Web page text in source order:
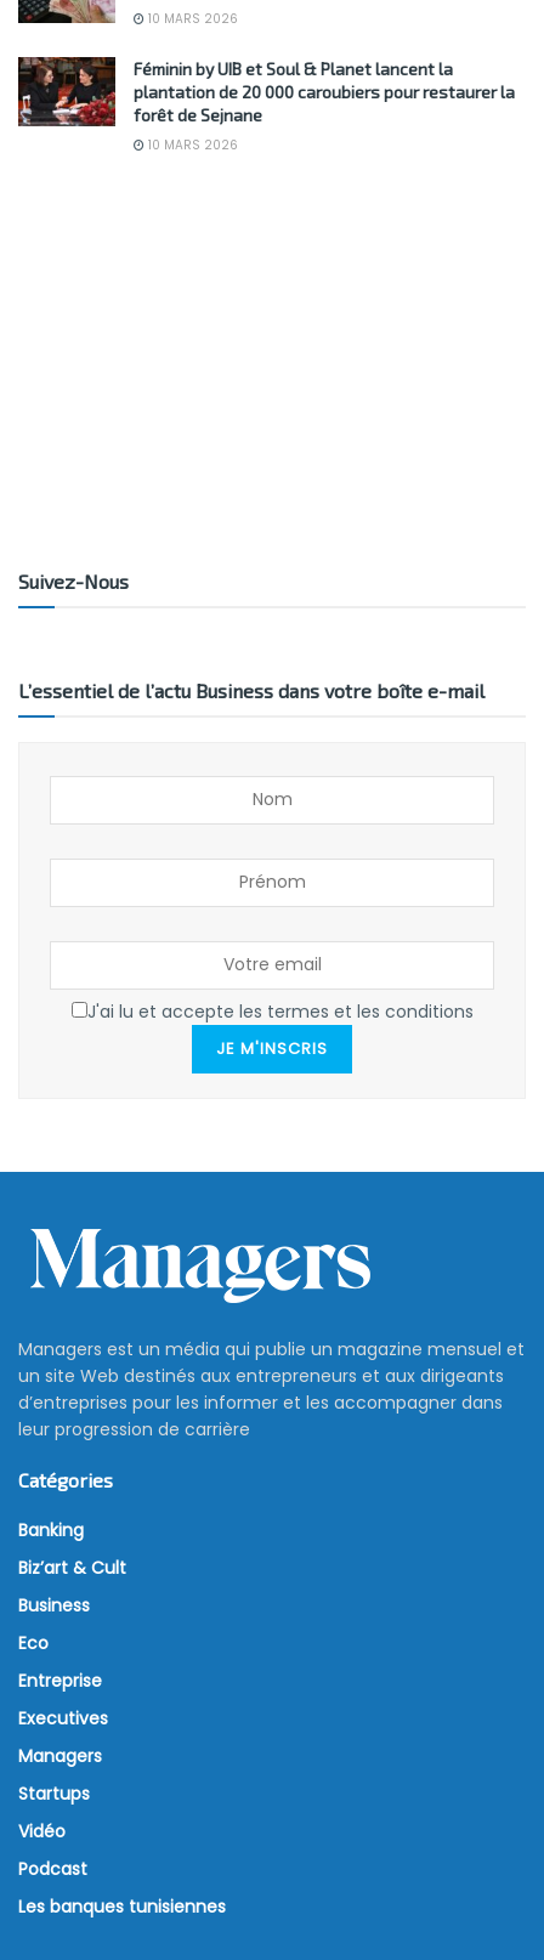
10 MARS 2026
Féminin by UIB et Soul & Planet lancent la
plantation de 20 000 caroubiers pour restaurer la
forêt de Sejnane
10 MARS 2026
Suivez-Nous
L’essentiel de l’actu Business dans votre boîte e-mail
J'ai lu et accepte les termes et les conditions
JE M'INSCRIS
Managers est un média qui publie un magazine mensuel et
un site Web destinés aux entrepreneurs et aux dirigeants
d’entreprises pour les informer et les accompagner dans
leur progression de carrière
Catégories
Banking
Biz’art & Cult
Business
Eco
Entreprise
Executives
Managers
Startups
Vidéo
Podcast
Les banques tunisiennes